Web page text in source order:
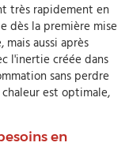
très rapidement en
dès la première mise
aussi après
l'inertie créée dans
sans perdre
est optimale,
en